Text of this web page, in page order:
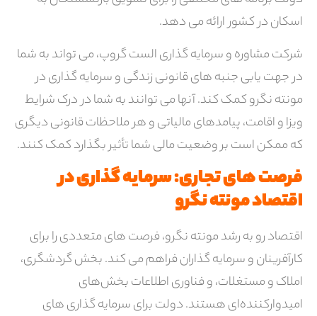
اسکان در کشور ارائه می دهد.
شرکت مشاوره و سرمایه گذاری الست گروپ، می تواند به شما
در جهت یابی جنبه های قانونی زندگی و سرمایه گذاری در
مونته نگرو کمک کند. آنها می توانند به شما در درک شرایط
ویزا و اقامت، پیامدهای مالیاتی و هر ملاحظات قانونی دیگری
که ممکن است بر وضعیت مالی شما تأثیر بگذارد کمک کنند.
فرصت های تجاری: سرمایه گذاری در
اقتصاد مونته نگرو
اقتصاد رو به رشد مونته نگرو، فرصت های متعددی را برای
کارآفرینان و سرمایه گذاران فراهم می کند. بخش گردشگری،
املاک و مستغلات، و فناوری اطلاعات بخش‌های
امیدوارکننده‌ای هستند. دولت برای سرمایه گذاری های